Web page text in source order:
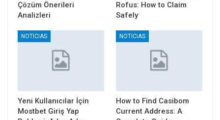
Çözüm Önerileri
Analizleri
Rofus: How to Claim
Safely
NOTICIAS
Yeni Kullanıcılar İçin
Mostbet Giriş Yap
NOTICIAS
How to Find Casibom
Current Address: A